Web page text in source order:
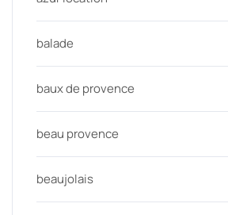
balade
baux de provence
beau provence
beaujolais